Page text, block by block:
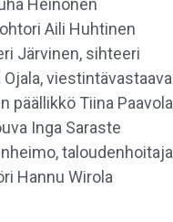
Heinonen
Aili Huhtinen
Järvinen, sihteeri
viestintävastaava
päällikkö Tiina Paavola
Inga Saraste
taloudenhoitaja
Hannu Wirola